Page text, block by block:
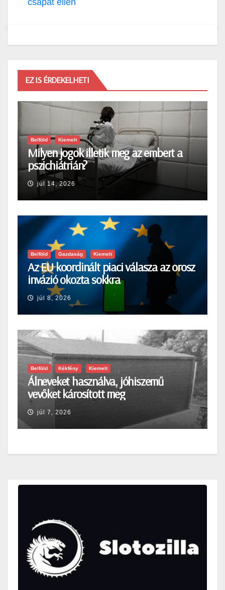
csapat ellen
EZ IS ÉRDEKELHETI
Belföld Kiemelt
Milyen jogok illetik meg az embert a
pszichiátrián?
júl 14, 2026
Belföld Gazdaság Kiemelt
Az EU koordinált piaci válasza az orosz
invázió okozta sokkra
júl 8, 2026
Belföld Kékfény Kiemelt
Álneveket használva, jóhiszemű
vevőket károsított meg
júl 7, 2026